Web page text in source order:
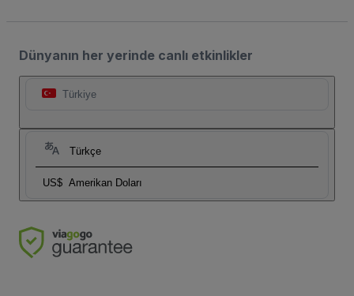
Dünyanın her yerinde canlı etkinlikler
Türkiye
Türkçe
US$ Amerikan Doları